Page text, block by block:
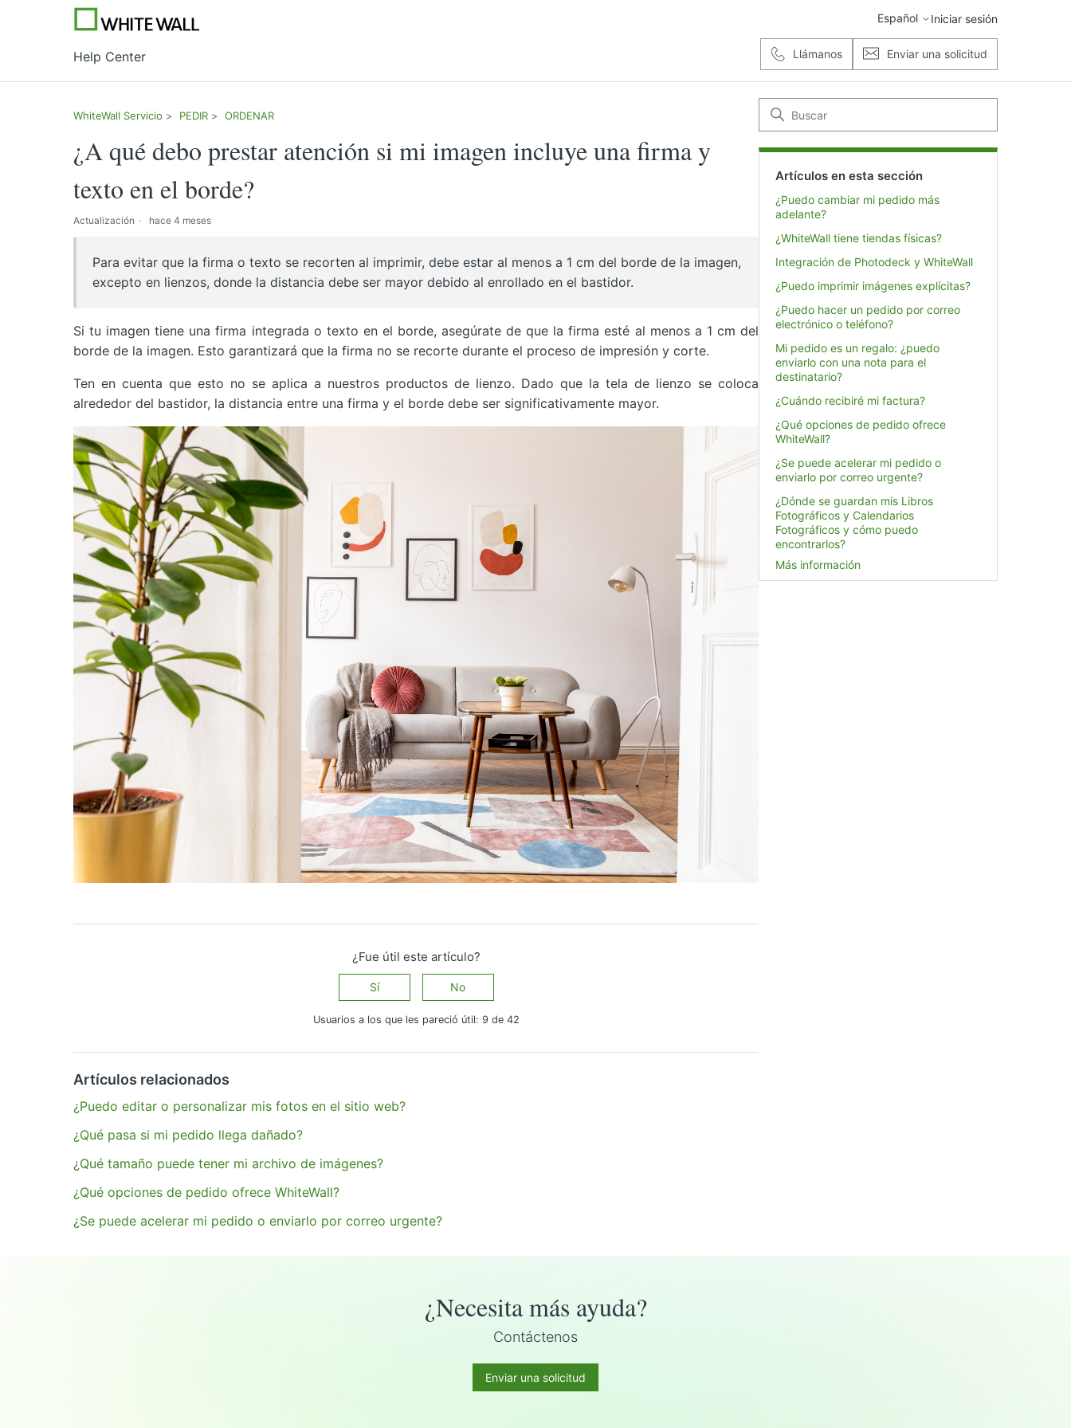
Español Iniciar sesión
Help Center Llámanos Enviar una solicitud
WhiteWall Servicio PEDIR ORDENAR
Artículos en esta sección
¿Puedo cambiar mi pedido más
adelante?
¿WhiteWall tiene tiendas físicas?
Integración de Photodeck y WhiteWall
¿Puedo imprimir imágenes explícitas?
¿Puedo hacer un pedido por correo
electrónico o teléfono?
Mi pedido es un regalo: ¿puedo
enviarlo con una nota para el
destinatario?
¿Cuándo recibiré mi factura?
¿Qué opciones de pedido ofrece
WhiteWall?
¿Se puede acelerar mi pedido o
enviarlo por correo urgente?
¿Dónde se guardan mis Libros
Fotográficos y Calendarios
Fotográficos y cómo puedo
encontrarlos?
Más información
¿A qué debo prestar atención si mi imagen incluye una firma y
texto en el borde?
Actualización hace 4 meses
Para evitar que la firma o texto se recorten al imprimir, debe estar al menos a 1 cm del borde de la imagen,
excepto en lienzos, donde la distancia debe ser mayor debido al enrollado en el bastidor.
Si tu imagen tiene una firma integrada o texto en el borde, asegúrate de que la firma esté al menos a 1 cm del
borde de la imagen. Esto garantizará que la firma no se recorte durante el proceso de impresión y corte.
Ten en cuenta que esto no se aplica a nuestros productos de lienzo. Dado que la tela de lienzo se coloca
alrededor del bastidor, la distancia entre una firma y el borde debe ser significativamente mayor.
¿Fue útil este artículo?
Sí No
Usuarios a los que les pareció útil: 9 de 42
Artículos relacionados
¿Puedo editar o personalizar mis fotos en el sitio web?
¿Qué pasa si mi pedido llega dañado?
¿Qué tamaño puede tener mi archivo de imágenes?
¿Qué opciones de pedido ofrece WhiteWall?
¿Se puede acelerar mi pedido o enviarlo por correo urgente?
¿Necesita más ayuda?
Contáctenos
Enviar una solicitud